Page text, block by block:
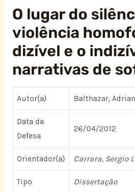
O lugar do
violência
dizível e o
narrativas de
Autor(a) Balthazar,
Data da
Defesa
26/04/2012
Orientador(a) Carrara, Sergio
Tipo Dissertação